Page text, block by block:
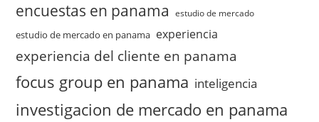
encuestas en panama estudio de mercado
estudio de mercado en panama experiencia
experiencia del cliente en panama
focus group en panama inteligencia
investigacion de mercado en panama